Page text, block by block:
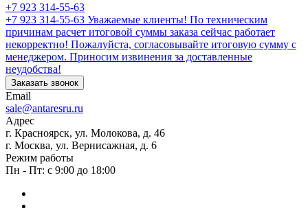
+7 923 314-55-63
+7 923 314-55-63 Уважаемые клиенты! По техническим
причинам расчет итоговой суммы заказа сейчас работает
некорректно! Пожалуйста, согласовывайте итоговую сумму с
менеджером. Приносим извинения за доставленные
неудобства!
Заказать звонок
Email
sale@antaresru.ru
Адрес
г. Красноярск, ул. Молокова, д. 46
г. Москва, ул. Вернисажная, д. 6
Режим работы
Пн - Пт: с 9:00 до 18:00